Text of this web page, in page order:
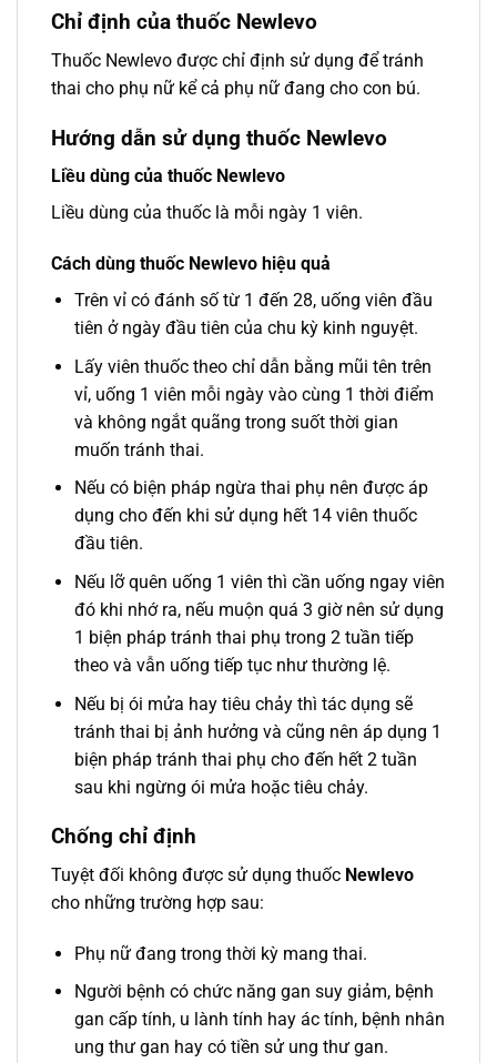
Chỉ định của thuốc Newlevo
Thuốc Newlevo được chỉ định sử dụng để tránh
thai cho phụ nữ kể cả phụ nữ đang cho con bú.
Hướng dẫn sử dụng thuốc Newlevo
Liều dùng của thuốc Newlevo
Liều dùng của thuốc là mỗi ngày 1 viên.
Cách dùng thuốc Newlevo hiệu quả
Trên vỉ có đánh số từ 1 đến 28, uống viên đầu
tiên ở ngày đầu tiên của chu kỳ kinh nguyệt.
Lấy viên thuốc theo chỉ dẫn bằng mũi tên trên
vỉ, uống 1 viên mỗi ngày vào cùng 1 thời điểm
và không ngắt quãng trong suốt thời gian
muốn tránh thai.
Nếu có biện pháp ngừa thai phụ nên được áp
dụng cho đến khi sử dụng hết 14 viên thuốc
đầu tiên.
Nếu lỡ quên uống 1 viên thì cần uống ngay viên
đó khi nhớ ra, nếu muộn quá 3 giờ nên sử dụng
1 biện pháp tránh thai phụ trong 2 tuần tiếp
theo và vẫn uống tiếp tục như thường lệ.
Nếu bị ói mửa hay tiêu chảy thì tác dụng sẽ
tránh thai bị ảnh hưởng và cũng nên áp dụng 1
biện pháp tránh thai phụ cho đến hết 2 tuần
sau khi ngừng ói mửa hoặc tiêu chảy.
Chống chỉ định
Tuyệt đối không được sử dụng thuốc Newlevo
cho những trường hợp sau:
Phụ nữ đang trong thời kỳ mang thai.
Người bệnh có chức năng gan suy giảm, bệnh
gan cấp tính, u lành tính hay ác tính, bệnh nhân
ung thư gan hay có tiền sử ung thư gan.